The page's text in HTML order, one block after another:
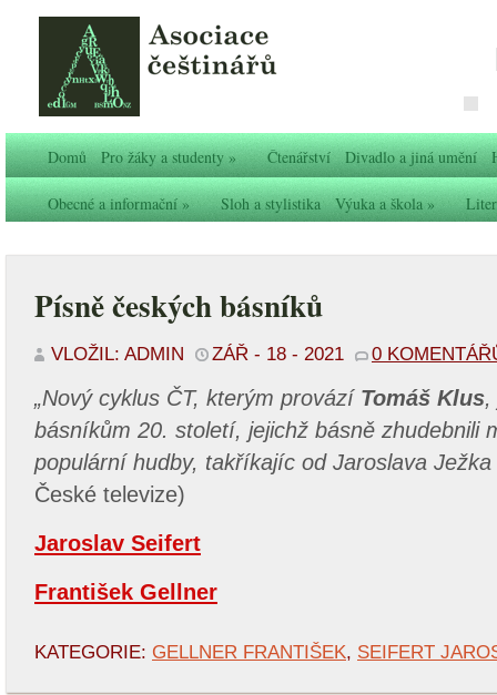
Domů Pro žáky a studenty» Čtenářství Divadlo a jiná umění
Obecné a informační» Sloh a stylistika Výuka a škola»
Písně českých básníků
VLOŽIL: ADMIN ZÁŘ - 18 - 2021 0
„Nový cyklus ČT, kterým provází Tomáš Klus,
básníkům 20. století, jejichž básně zhudebnili
populární hudby, takříkajíc od Jaroslava Ježka
České televize)
Jaroslav Seifert
František Gellner
KATEGORIE: GELLNER FRANTIŠEK, SEIFERT